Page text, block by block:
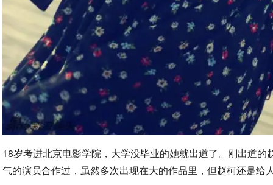
18岁考进北京电影学院，大学没毕业的她就出道了。刚出道
气的演员合作过，虽然多次出现在大的作品里，但赵柯还是给